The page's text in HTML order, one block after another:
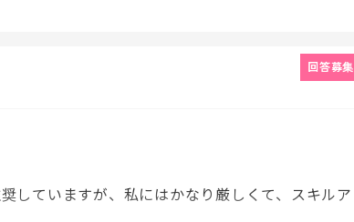
らなくなった。
回答募集
していますが、私にはかなり厳しくて、スキルア